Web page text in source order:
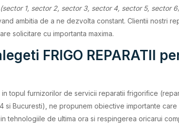
(sector 1, sector 2, sector 3, sector 4, sector 5, sector
ambitia de a ne dezvolta constant. Clientii nostri
solicitare cu importanta maxima.
FRIGO REPARATII
in topul furnizorilor de servicii reparatii frigorifice
si Bucuresti), ne propunem obiective importante
in tehnologiile de ultima ora si respingerea oricarui